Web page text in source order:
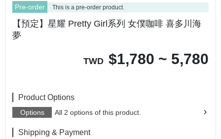
Pre-order
This is a pre-order product.
【預定】星耀 Pretty Girl系列 女僕咖啡 喜多川海
夢
TWD $1,780 ~ 5,780
Product Options
Options All 2 options of this product.
Shipping & Payment